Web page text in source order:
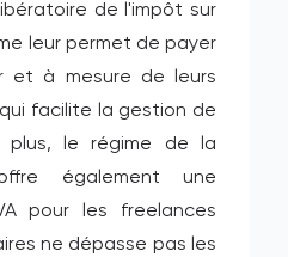
de l'impôt sur
leur permet de payer
et à mesure de leurs
facilite la gestion de
plus, le régime de la
également une
pour les freelances
ne dépasse pas les